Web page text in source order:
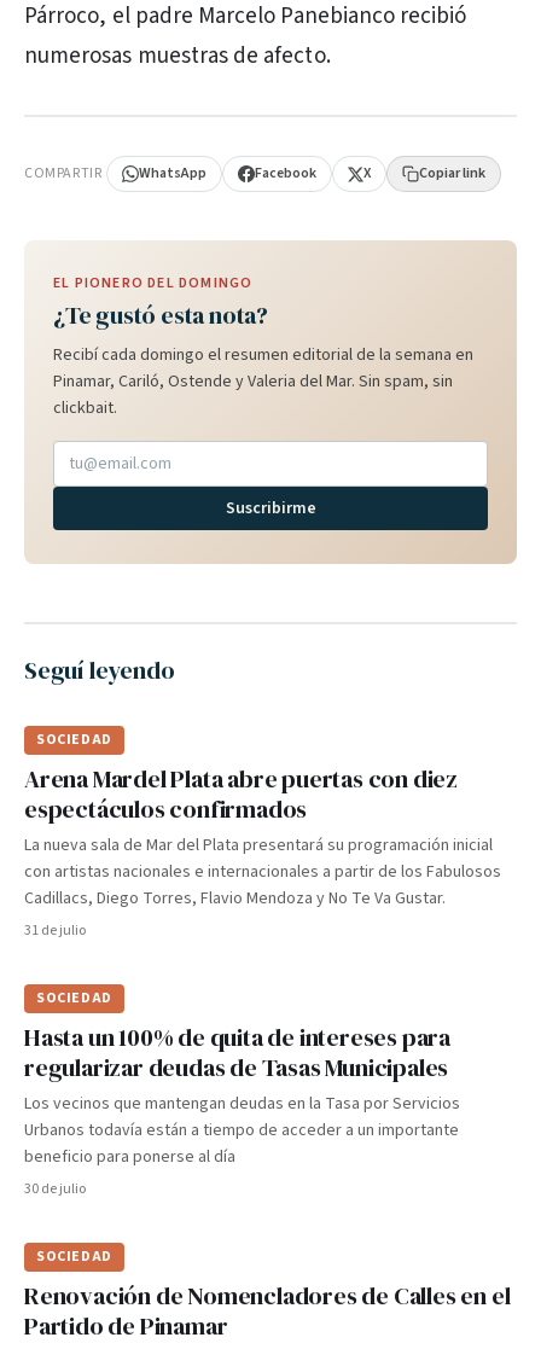
Párroco, el padre Marcelo Panebianco recibió
numerosas muestras de afecto.
COMPARTIR WhatsApp Facebook X Copiar link
EL PIONERO DEL DOMINGO
¿Te gustó esta nota?
Recibí cada domingo el resumen editorial de la semana en
Pinamar, Cariló, Ostende y Valeria del Mar. Sin spam, sin
clickbait.
Suscribirme
Seguí leyendo
SOCIEDAD
Arena Mardel Plata abre puertas con diez
espectáculos confirmados
La nueva sala de Mar del Plata presentará su programación inicial
con artistas nacionales e internacionales a partir de los Fabulosos
Cadillacs, Diego Torres, Flavio Mendoza y No Te Va Gustar.
31 de julio
SOCIEDAD
Hasta un 100% de quita de intereses para
regularizar deudas de Tasas Municipales
Los vecinos que mantengan deudas en la Tasa por Servicios
Urbanos todavía están a tiempo de acceder a un importante
beneficio para ponerse al día
30 de julio
SOCIEDAD
Renovación de Nomencladores de Calles en el
Partido de Pinamar